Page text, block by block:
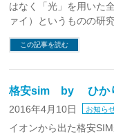
はなく「光」を用いた
ァイ）というものの研
この記事を読む
格安sim by ひか
2016年4月10日 お知ら
イオンから出た格安